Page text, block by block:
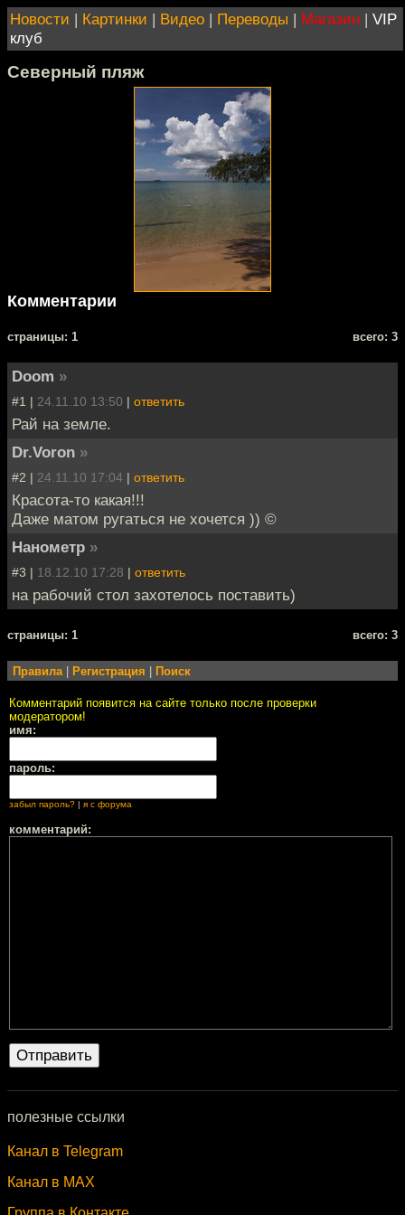
Новости | Картинки | Видео | Переводы | Магазин | VIP
клуб
Северный пляж
Комментарии
cтраницы: 1 всего: 3
Doom »
#1 | 24.11.10 13:50 | ответить
Рай на земле.
Dr.Voron »
#2 | 24.11.10 17:04 | ответить
Красота-то какая!!!
Даже матом ругаться не хочется )) ©
Нанометр »
#3 | 18.12.10 17:28 | ответить
на рабочий стол захотелось поставить)
cтраницы: 1 всего: 3
Правила Регистрация Поиск
Комментарий появится на сайте только после проверки
модератором!
имя:
пароль:
забыл пароль? | я с форума
комментарий:
полезные ссылки
Канал в Telegram
Канал в MAX